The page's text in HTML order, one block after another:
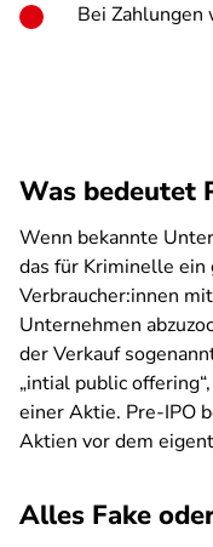
Bei Zahlungen
Was bedeutet
Wenn bekannte
das für Kriminelle ein
Verbraucher:innen
Unternehmen
der Verkauf
„intial public
einer Aktie. Pre-IPO
Aktien vor dem
Alles Fake